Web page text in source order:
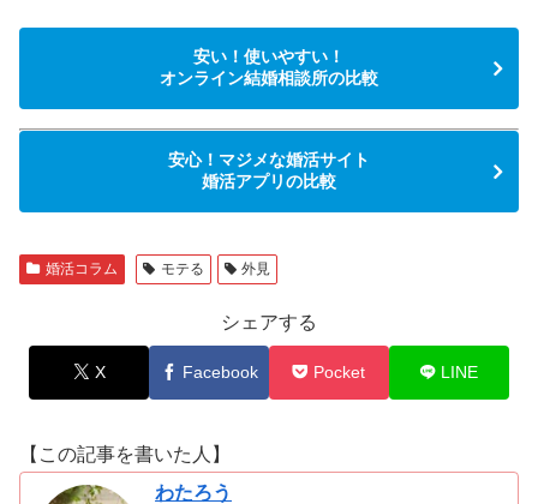
安い！使いやすい！
オンライン結婚相談所の比較
安心！マジメな婚活サイト
婚活アプリの比較
婚活コラム モテる 外見
シェアする
X Facebook Pocket LINE
【この記事を書いた人】
わたろう